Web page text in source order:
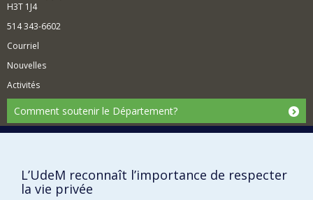
H3T 1J4
514 343-6602
Courriel
Nouvelles
Activités
Comment soutenir le Département?
BESOIN D'AIDE?
Signaler une erreur
Accessibilité
L’UdeM reconnaît l’importance de respecter
la vie privée